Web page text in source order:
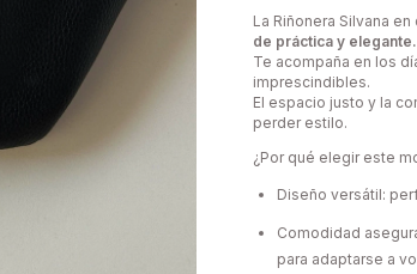
La Riñonera Silvana
de práctica y elegante.
Te acompaña en los
imprescindibles.
El espacio justo y la
perder estilo.
¿Por qué elegir este
Diseño versátil:
Comodidad
para adaptarse a